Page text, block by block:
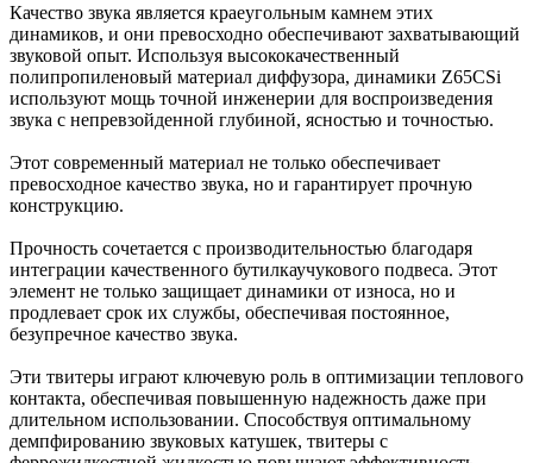
Качество звука является краеугольным камнем этих
динамиков, и они превосходно обеспечивают захватывающий
звуковой опыт. Используя высококачественный
полипропиленовый материал диффузора, динамики Z65CSi
используют мощь точной инженерии для воспроизведения
звука с непревзойденной глубиной, ясностью и точностью.
Этот современный материал не только обеспечивает
превосходное качество звука, но и гарантирует прочную
конструкцию.
Прочность сочетается с производительностью благодаря
интеграции качественного бутилкаучукового подвеса. Этот
элемент не только защищает динамики от износа, но и
продлевает срок их службы, обеспечивая постоянное,
безупречное качество звука.
Эти твитеры играют ключевую роль в оптимизации теплового
контакта, обеспечивая повышенную надежность даже при
длительном использовании. Способствуя оптимальному
демпфированию звуковых катушек, твитеры с